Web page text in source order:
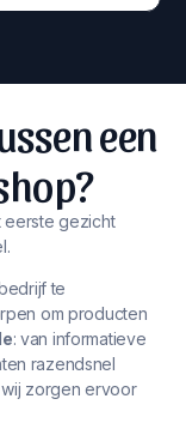
een
eerste gezicht
te
om producten
: van informatieve
razendsnel
zorgen ervoor